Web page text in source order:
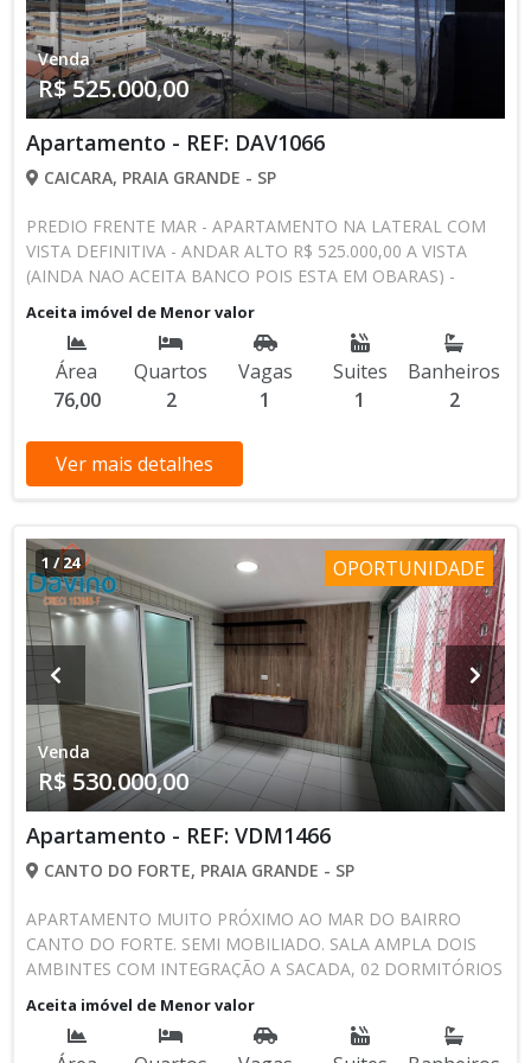
CELULAR E WHATSAPP
Venda
R$ 525.000,00
Apartamento - REF: DAV1066
CAICARA, PRAIA GRANDE - SP
PREDIO FRENTE MAR - APARTAMENTO NA LATERAL COM
VISTA DEFINITIVA - ANDAR ALTO R$ 525.000,00 A VISTA
(AINDA NAO ACEITA BANCO POIS ESTA EM OBARAS) -
ESTUDA CARRO E IMOVEL SOMENTE NA PRAIA GRANDE
ATE 50% DO VALOR COMO PARTE DE PAGAMENTO. 76,66
METROS DE AREA UTIL 02 DORMITORIOS UM DELES SUITE
SALA PRA DOIS AMBIENTES SACADA GOURMET COM
CHURRASQUEIRA, VISTA MAR COZINHA ESTILO AMERICANA
SOCIAL 1 VAGA DE GARAGEM PREDIO COM ESTRUTURA
PARA PORTARIA 24 HORAS, GAS ENCANADO, HALL SOCIAL,
INSTALADOS, PISOS E REVESTIMENTOS EM PORCELANATO,
FINO ACABAMENTO. LAZER COMPLETO; PISCINAS ADULTO
E INFANTIL, SOLARIUM, SPA CENTER, SAUNA, QUADRA,
ESPACO TEEN, SALAO DE FESTAS, ESPACO GOURMET,
ACADEMIA, SALAO DE JOGOS, PLAYGROUND, CONVIVIO
PET. FOTOS DO PREDIO E DA OBRA SAO ATUAIS, AGENDE
SUA VISTA (13) 3034-3300 (13) 97415-7344 CELULAR E
WHATSAPP
Aceita imóvel de Menor valor
Área
76,00
Quartos
2
Vagas
1
Suites
1
Banheiros
2
Ver mais detalhes
1 /24 OPORTUNIDADE
Venda
R$ 530.000,00
Apartamento - REF: VDM1466
CANTO DO FORTE, PRAIA GRANDE - SP
APARTAMENTO MUITO PRÓXIMO AO MAR DO BAIRRO
CANTO DO FORTE. SEMI MOBILIADO. SALA AMPLA DOIS
AMBINTES COM INTEGRAÇÃO A SACADA, 02 DORMITÓRIOS
01 SUÍTE, 02 BANHEIROS SOCIAL E DA SUÍTE, 01 COZINHA
AMPLA PLANEJADA E COM ÁREA DE SERVIÇO 01 VAGA DE
GARAGEM Área útil 95,36m2 PLANEJADOS PRÉDIO COM
Aceita imóvel de Menor valor